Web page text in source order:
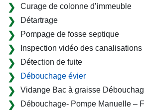
Curage de colonne d’immeuble
Détartrage
Pompage de fosse septique
Inspection vidéo des canalisations
Détection de fuite
Débouchage évier
Vidange Bac à graisse
Débouchage- Pompe Manuelle –